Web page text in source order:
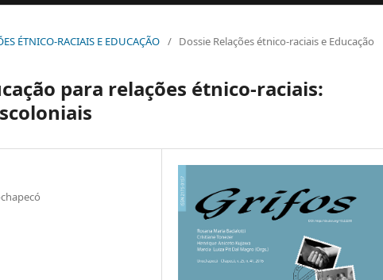
ÉTNICO-RACIAIS E EDUCAÇÃO / Dossie Relações étnico-raciais e Educação
para relações étnico-raciais: